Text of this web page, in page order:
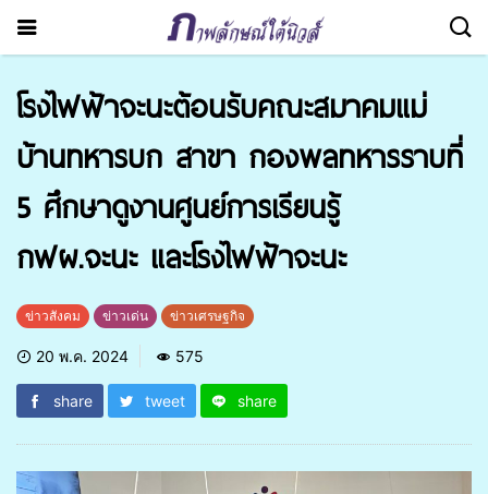
โรงไฟฟ้าจะนะต้อนรับคณะสมาคมแม่
บ้านทหารบก สาขา กองพลทหารราบที่
5 ศึกษาดูงานศูนย์การเรียนรู้
กฟผ.จะนะ และโรงไฟฟ้าจะนะ
ข่าวสังคม ข่าวเด่น ข่าวเศรษฐกิจ
20 พ.ค. 2024 575
share tweet share